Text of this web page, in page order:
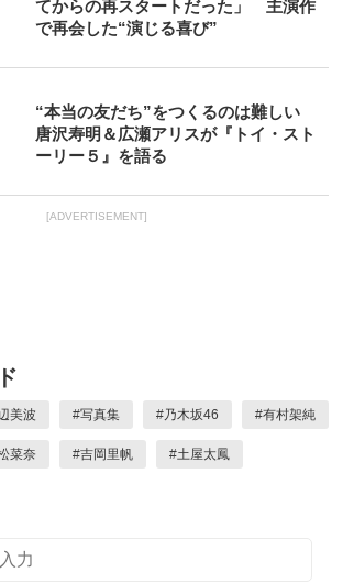
てからの再スタートだった」 主演作
で再会した“演じる喜び”
“本当の友だち”をつくるのは難しい
唐沢寿明＆広瀬アリスが『トイ・スト
ーリー５』を語る
[ADVERTISEMENT]
美波 #写真集 #乃木坂46 #有村架純
菜奈 #吉岡里帆 #土屋太鳳